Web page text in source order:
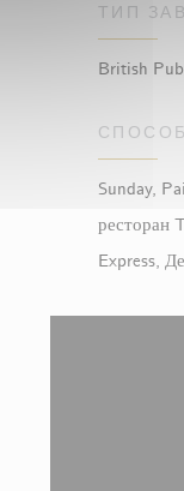
ТИП
British
Sunday,
ресторан
Express,